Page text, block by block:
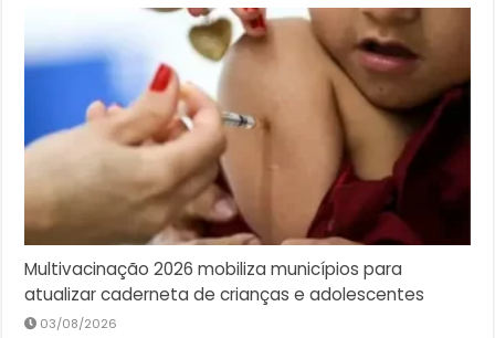
Multivacinação 2026 mobiliza municípios para
atualizar caderneta de crianças e adolescentes
03/08/2026